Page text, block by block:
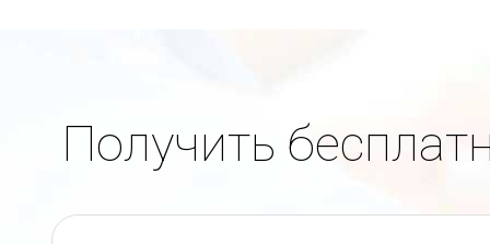
Получить